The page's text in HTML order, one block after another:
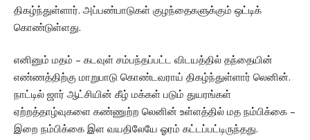
திகழ்ந்துள்ளார். அப்பண்பாடுகள் குழந்தைகளுக்கும் ஒட்டிக்
கொண்டுள்ளது.
எனினும் மதம் – கடவுள் சம்பந்தப்பட்ட விடயத்தில் தந்தையின்
எண்ணத்திற்கு மாறுபாடு கொண்டவராய் திகழ்ந்துள்ளார் லெனின்.
நாட்டில் ஜார் ஆட்சியின் கீழ் மக்கள் படும் துயரங்கள்
ஏற்றத்தாழ்வுகளை கண்ணுற்ற லெனின் உள்ளத்தில் மத நம்பிக்கை –
இறை நம்பிக்கை இள வயதிலேயே ஓரம் கட்டப்பட்டிருந்தது.